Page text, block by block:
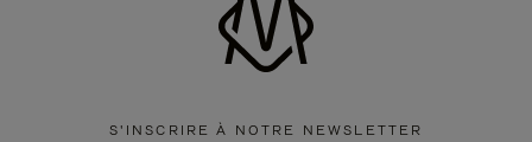
S'INSCRIRE À NOTRE NEWSLETTER